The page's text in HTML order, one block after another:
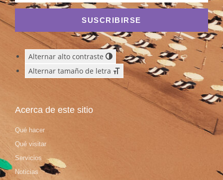
SUSCRIBIRSE
Alternar alto contraste
Alternar tamaño de letra
Acerca de este sitio
Qué hacer
Qué visitar
Servicios
Noticias